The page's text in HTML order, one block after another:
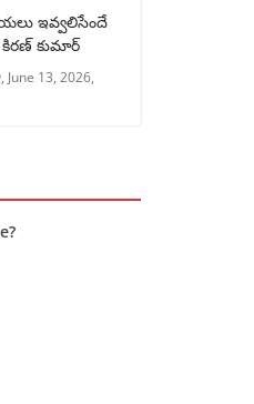
ఇవ్వలిసేందే
కుమార్
June 13, 2026,